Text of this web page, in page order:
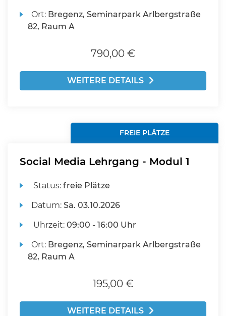
Ort: Bregenz, Seminarpark Arlbergstraße
82, Raum A
790,00 €
WEITERE DETAILS
FREIE PLÄTZE
Social Media Lehrgang - Modul 1
Status:freie Plätze
Datum:Sa. 03.10.2026
Uhrzeit:09:00 - 16:00 Uhr
Ort: Bregenz, Seminarpark Arlbergstraße
82, Raum A
195,00 €
WEITERE DETAILS